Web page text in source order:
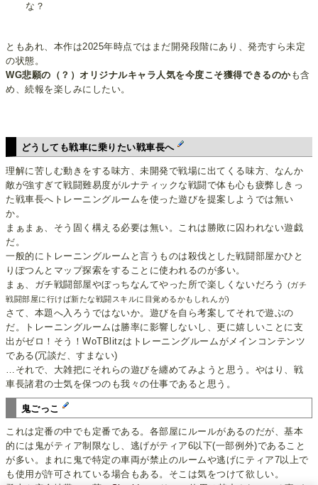
な？
ともあれ、本作は2025年時点ではまだ開発段階にあり、発売すら未定
の状態。
WG悲願の（？）オリジナルキャラ人気を今度こそ獲得できるのかも含
め、続報を楽しみにしたい。
どうしても戦車に乗りたい戦車長へ
理解に苦しむ動きをする味方、未開発で戦場に出てくる味方、なんか
敵が強すぎて戦闘難易度がルナティックな戦闘で体も心も疲弊しきっ
た戦車長へトレーニングルームを使った遊びを提案しようでは無い
か。
まぁまぁ、そう固く構える必要は無い。これは勝敗に囚われない遊戯
だ。
一般的にトレーニングルームと言うものは殺伐とした戦闘部屋かひと
りぽつんとマップ探索をすることに使われるのが多い。
まぁ、ガチ戦闘部屋やぼっちなんてやった所で楽しくないだろう
(ガチ
戦闘部屋に行けば新たな戦闘スキルに目覚めるかもしれんが)
さて、本題へ入ろうではないか。遊びを自ら考案してそれで遊ぶの
だ。トレーニングルームは勝率に影響しないし、更に嬉しいことに支
出がゼロ！そう！WoTBlitzはトレーニングルームがメインコンテンツ
である(冗談だ、すまない)
…それで、大雑把にそれらの遊びを纏めてみようと思う。やはり、戦
車長諸君の士気を保つのも我々の仕事であると思う。
鬼ごっこ
これは定番の中でも定番である。各部屋にルールがあるのだが、基本
的には鬼がティア制限なし、逃げがティア6以下(一部例外)であること
が多い。まれに鬼で特定の車両が禁止のルームや逃げにティア7以上で
も使用が許可されている場合もある。そこは気をつけて欲しい。